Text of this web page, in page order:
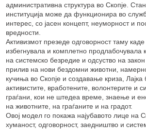
административна структура во Скопје.
институција може да функционира во
интерес, со јасен концепт, неуморност и
вредности.
Активизмот презеде одговорност таму
избегнувала и комплетно продлабочувала
на системско безредие и одсуство на
прилив на нови бездомни животни,
кучиња во Скопје и создавање криза,
активистите, вработените, волонтерите и
граѓани, кои не штедеа време, знаење и
на животните, на граѓаните и на градот.
Овој модел го покажа најубавото лице на
хуманост, одговорност, заедништво и